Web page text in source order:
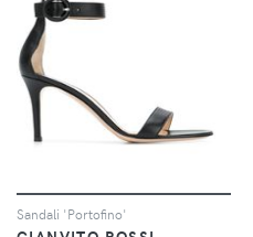
Sandali 'Portofino'